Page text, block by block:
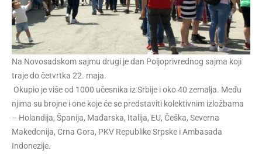
Na Novosadskom sajmu drugi je dan Poljoprivrednog sajma koji
traje do četvrtka 22. maja.
Okupio je više od 1000 učesnika iz Srbije i oko 40 zemalja. Među
njima su brojne i one koje će se predstaviti kolektivnim izložbama
– Holandija, Španija, Mađarska, Italija, EU, Češka, Severna
Makedonija, Crna Gora, PKV Republike Srpske i Ambasada
Indonezije.